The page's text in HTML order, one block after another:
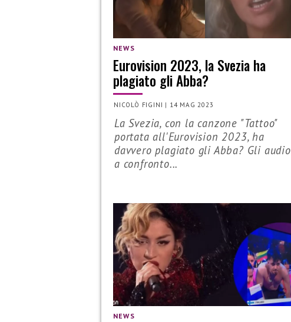
NEWS
Eurovision 2023, la Svezia ha
plagiato gli Abba?
NICOLÒ FIGINI | 14 MAG 2023
La Svezia, con la canzone "Tattoo"
portata all'Eurovision 2023, ha
davvero plagiato gli Abba? Gli audio
a confronto...
NEWS